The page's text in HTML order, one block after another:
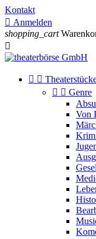
Kontakt
 Anmelden
shopping_cart

 
  Genre
Von